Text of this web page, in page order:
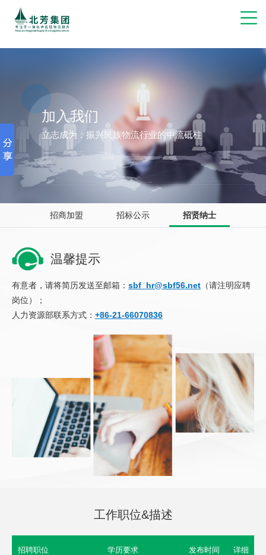
博彩网站推荐
加入我们
立志成为：振兴民族物流行业的中流砥柱
招商加盟 招标公示 招贤纳士
温馨提示
有意者，请将简历发送至邮箱： sbf_hr@sbf56.net （请注明应聘
岗位）；
人力资源部联系方式： +86-21-66070836
工作职位&描述
招聘职位 学历要求 发布时间 详细